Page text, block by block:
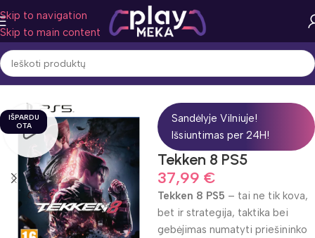
Skip to navigation
Skip to main content
Pradžia Žaidimo žanras Veiksmas
IŠPARDU
OTA
Sandėlyje Vilniuje!
Išsiuntimas per 24H!
Tekken 8 PS5
37,99 €
Tekken 8 PS5 – tai ne tik kova,
bet ir strategija, taktika bei
gebėjimas numatyti priešininko